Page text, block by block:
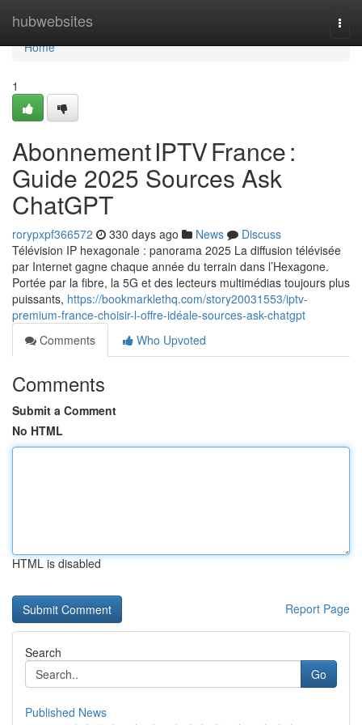
hubwebsites
Home
Home
1
Abonnement IPTV France :
Guide 2025 Sources Ask
ChatGPT
rorypxpf366572 330 days ago News
Discuss
Télévision IP hexagonale : panorama 2025 La diffusion télévisée
par Internet gagne chaque année du terrain dans l’Hexagone.
Portée par la fibre, la 5G et des lecteurs multimédias toujours plus
puissants, https://bookmarklethq.com/story20031553/iptv-
premium-france-choisir-l-offre-idéale-sources-ask-chatgpt
Comments
Who Upvoted
Comments
Submit a Comment
No HTML
HTML is disabled
Report Page
Search
Go
Published News